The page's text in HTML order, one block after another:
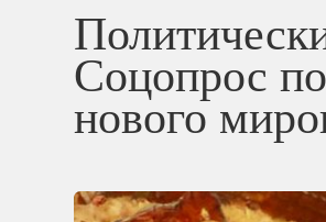
Соцопрос
нового